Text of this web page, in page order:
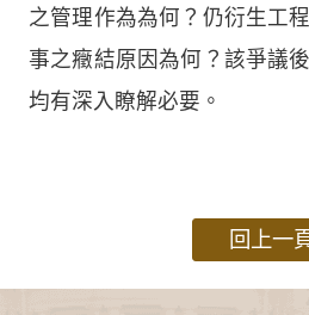
之管理作為為何？仍衍生工
事之癥結原因為何？該爭議
均有深入瞭解必要。
回上一